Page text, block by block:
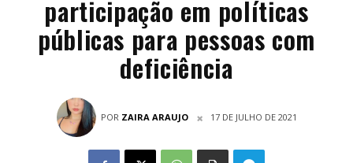
participação em políticas
públicas para pessoas com
deficiência
POR ZAIRA ARAUJO 17 DE JULHO DE 2021